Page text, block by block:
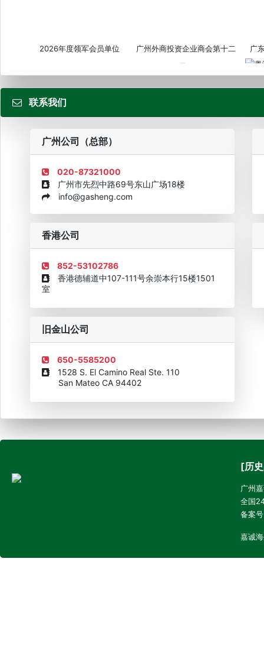
2026年度领军会员单位
广州外商投资企业商会第十二
届...
广
企业诚信AAAAA奖牌2015 欧美澳最具价值品牌移民机构
联系我们
广州公司（总部）
020-87321000
广州市先烈中路69号东山广场18楼
info@gasheng.com
香港公司
852-53102786
香港德辅道中107-111号余崇本行15楼1501
室
旧金山公司
650-5585200
1528 S. El Camino Real Ste. 110
San Mateo CA 94402
[历
广州
全国
备案
嘉诚